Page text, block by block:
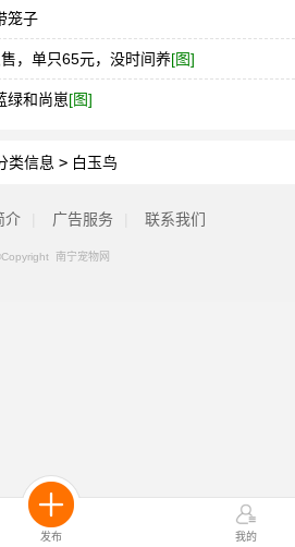
发布 我的
笼子
，单只65元，没时间养[图]
绿和尚崽[图]
类信息 > 白玉鸟
介 广告服务 联系我们
南宁宠物网